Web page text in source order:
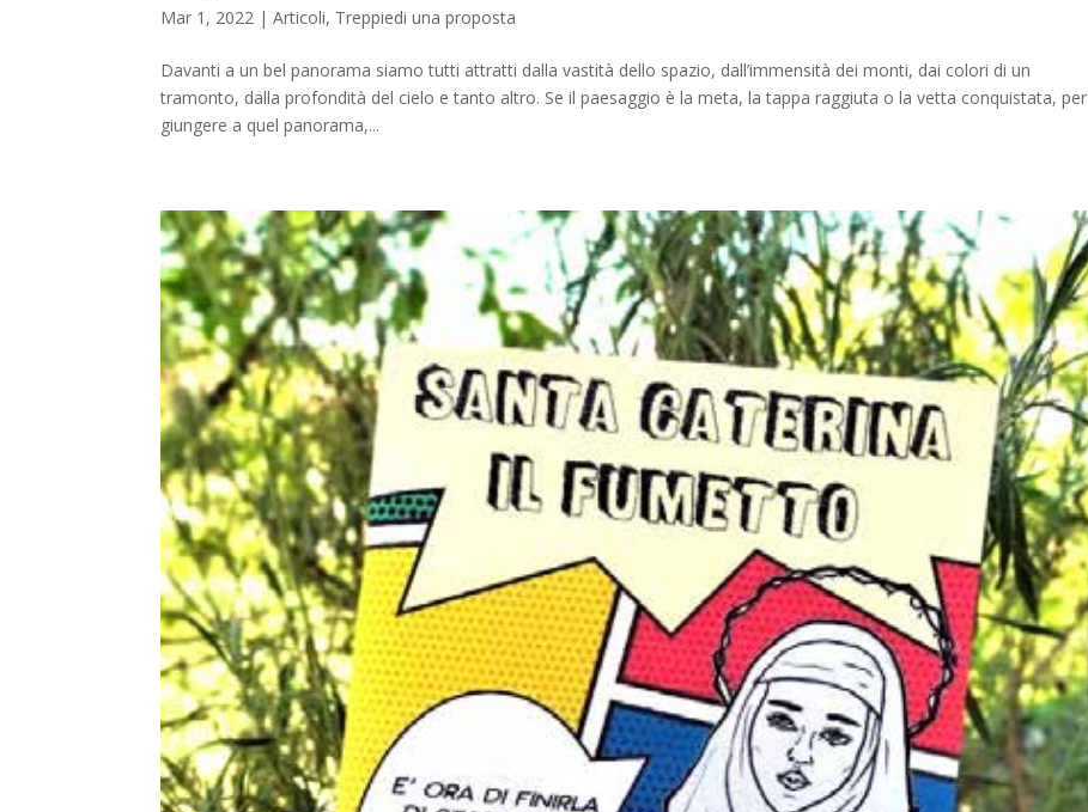
Mar 1, 2022 |Articoli, Treppiedi una proposta
Davanti a un bel panorama siamo tutti attratti dalla vastità dello spazio, dall’immensità dei monti, dai colori di un
tramonto, dalla profondità del cielo e tanto altro. Se il paesaggio è la meta, la tappa raggiuta o la vetta conquistata, per
giungere a quel panorama,...